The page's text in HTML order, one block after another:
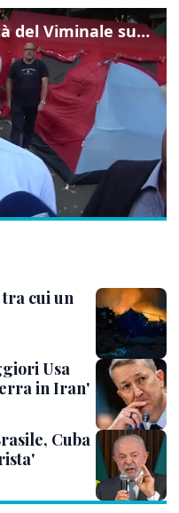
Gualtieri: "Responsabilità del Viminale su Spin Time? La posizione dei partiti è nota"
cui un
Usa
in Iran'
Cuba